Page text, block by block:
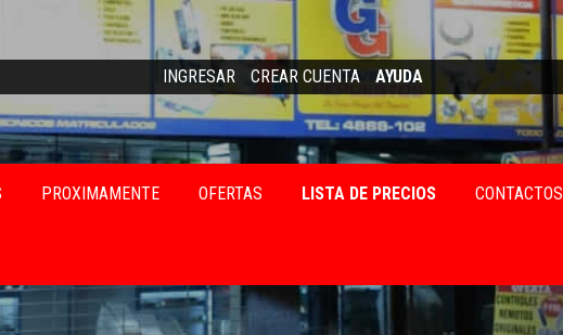
INGRESAR CREAR CUENTA AYUDA
PROXIMAMENTE OFERTAS LISTA DE PRECIOS CONTACTOS